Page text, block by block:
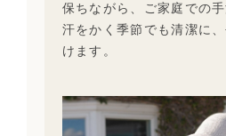
保ちながら、ご家庭での手
汗をかく季節でも清潔に
けます。